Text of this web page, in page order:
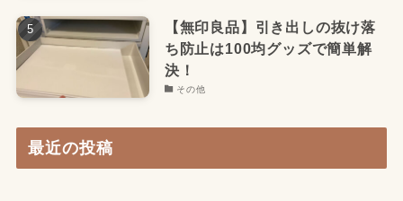
【無印良品】引き出しの抜け落
ち防止は100均グッズで簡単解
決！
その他
最近の投稿